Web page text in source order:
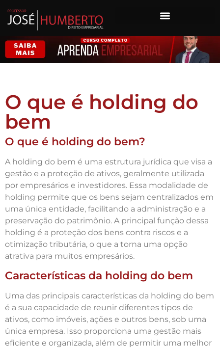
O que é holding do
bem
O que é holding do bem?
A holding do bem é uma estrutura jurídica que visa a
gestão e a proteção de ativos, geralmente utilizada
por empresários e investidores. Essa modalidade de
holding permite que os bens sejam centralizados em
uma única entidade, facilitando a administração e a
preservação do patrimônio. A principal função dessa
holding é a proteção dos bens contra riscos e a
otimização tributária, o que a torna uma opção
atrativa para muitos empresários.
Características da holding do bem
Uma das principais características da holding do bem
é a sua capacidade de reunir diferentes tipos de
ativos, como imóveis, ações e outros bens, sob uma
única empresa. Isso proporciona uma gestão mais
eficiente e organizada, além de permitir uma melhor